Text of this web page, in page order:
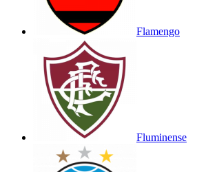
Flamengo
Fluminense